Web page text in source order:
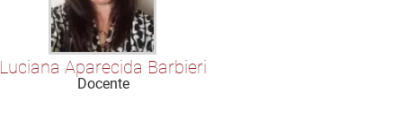
Docente
Luciana Aparecida Barbieri